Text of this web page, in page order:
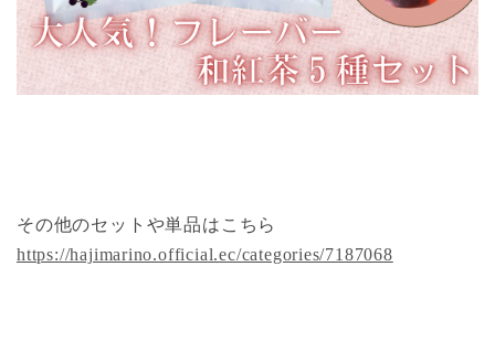
その他のセットや単品はこちら
https://hajimarino.official.ec/categories/7187068